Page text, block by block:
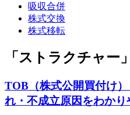
吸収合併
株式交換
株式移転
「ストラクチャー
TOB（株式公開買付け
れ・不成立原因をわかり